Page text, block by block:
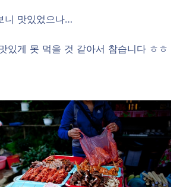
니 맛있었으나…
있게 못 먹을 것 같아서 참습니다 ㅎㅎ